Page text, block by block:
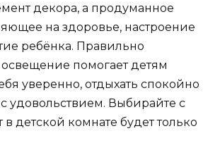
декора, а продуманное
на здоровье, настроение
ребёнка. Правильно
помогает детям
уверенно, отдыхать спокойно
удовольствием. Выбирайте с
детской комнате будет только